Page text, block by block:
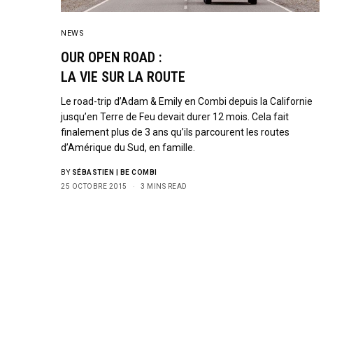
NEWS
OUR OPEN ROAD :
LA VIE SUR LA ROUTE
Le road-trip d’Adam & Emily en Combi depuis la Californie
jusqu’en Terre de Feu devait durer 12 mois. Cela fait
finalement plus de 3 ans qu’ils parcourent les routes
d’Amérique du Sud, en famille.
BY SÉBASTIEN | BE COMBI
25 OCTOBRE 2015
3 MINS READ